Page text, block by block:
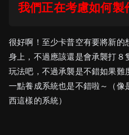
我們正在考慮如何
很好啊！至少卡普空有要將新
身上，不過應該還是會承襲打
玩法吧，不過承襲是不錯如果
一點養成系統也是不錯啦～（
西這樣的系統）